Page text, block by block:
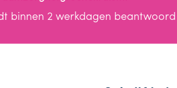
binnen 2 werkdagen beantwoord